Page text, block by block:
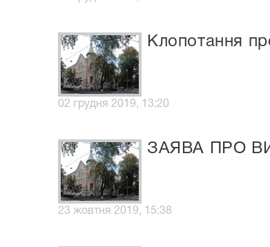
Клопотання
02 грудня 2019, 13:20
ЗАЯВА ПРО
23 жовтня 2019, 15:38